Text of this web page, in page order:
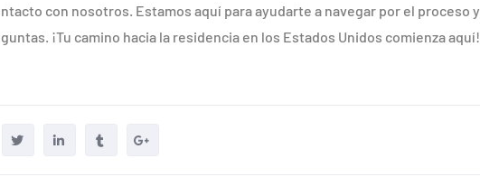
con nosotros. Estamos aquí para ayudarte a navegar por el proceso y
¡Tu camino hacia la residencia en los Estados Unidos comienza aquí!